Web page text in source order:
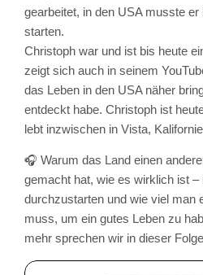
gearbeitet, in den USA musste
starten.
Christoph war und ist bis heute
zeigt sich auch in seinem
das Leben in den USA näher
entdeckt habe. Christoph ist
lebt inzwischen in Vista,
🎧 Warum das Land einen
gemacht hat, wie es wirklich ist –
durchzustarten und wie viel man
muss, um ein gutes Leben zu
mehr sprechen wir in dieser